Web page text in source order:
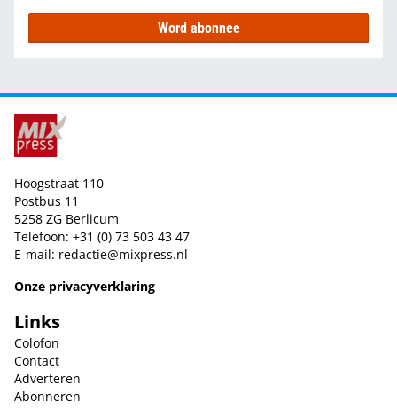
Word abonnee
Hoogstraat 110
Postbus 11
5258 ZG Berlicum
Telefoon: +31 (0) 73 503 43 47
E-mail: redactie@mixpress.nl
Onze privacyverklaring
Links
Colofon
Contact
Adverteren
Abonneren